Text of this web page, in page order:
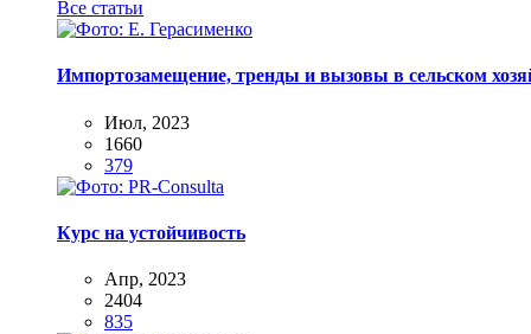
Все статьи
Импортозамещение, тренды и вызовы в сельском
Июл, 2023
1660
379
Курс на устойчивость
Апр, 2023
2404
835